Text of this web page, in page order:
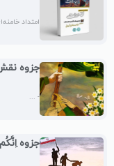
امتداد
جزوه
- ...
جزوه